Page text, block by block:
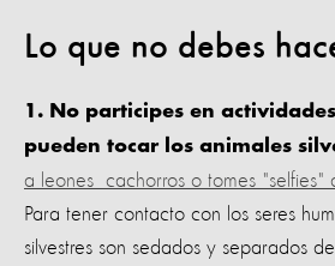
Lo que no debes
1. No participes en
pueden tocar los animales
a leones cachorros o tomes "selfies"
Para tener contacto con los seres
silvestres son sedados y separados